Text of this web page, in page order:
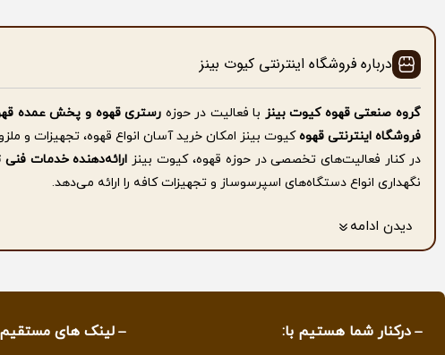
درباره فروشگاه اینترنتی کیوت بینز
گروه صنعتی قهوه کیوت بینز با فعالیت در حوزه رستری قهوه و پخش عمده
فروشگاه اینترنتی قهوهکیوت بینز امکان خرید آسان انواع قهوه، تجهیزات و
در کنار فعالیت‌های تخصصی در حوزه قهوه، کیوت بینز ارائه‌دهنده خدمات
نگهداری انواع دستگاه‌های اسپرسوساز و تجهیزات کافه را ارائه می‌دهد.
برای کسب اطلاعات بیشتر به صفحه
کیفیت، تعهد و پشتیبانی، سه اصل همیشگی ما در کیوت بینز است که
دیدن ادامه
درکنار شما هستیم با: لینک های